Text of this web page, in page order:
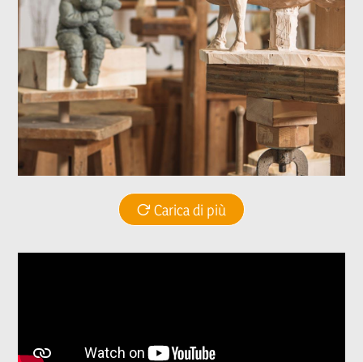
Carica di più